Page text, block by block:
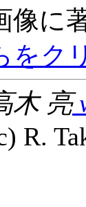
像に
をク
木 亮
R.